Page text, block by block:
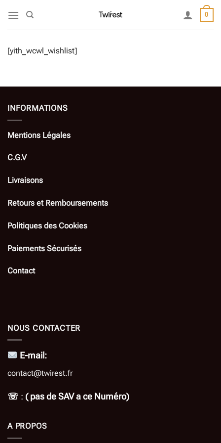
0
[yith_wcwl_wishlist]
INFORMATIONS
Mentions Légales
C.G.V
Livraisons
Retours et Remboursements
Politiques des Cookies
Paiements Sécurisés
Contact
NOUS CONTACTER
E-mail:
contact@twirest.fr
☏ : ( pas de SAV a ce Numéro)
A PROPOS